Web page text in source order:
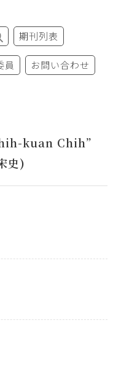
期刊列表
員 お問い合わせ
kuan Chih”
史)